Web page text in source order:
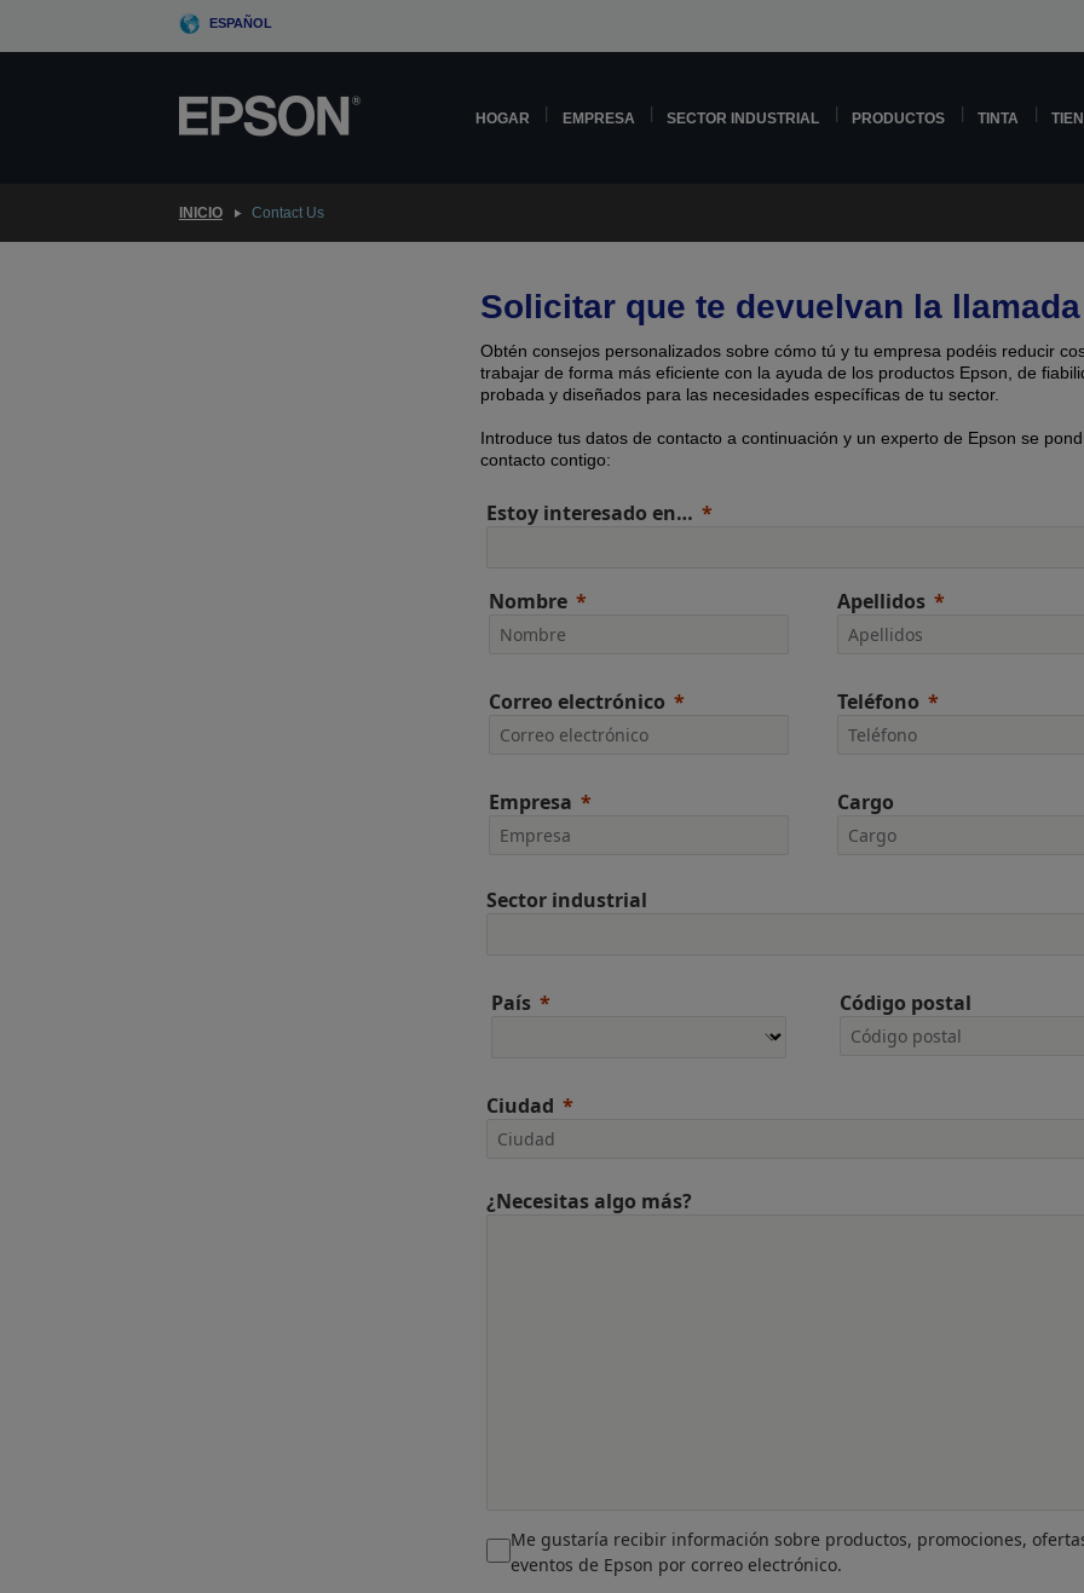
ESPAÑOL
HOGAR EMPRESA SECTOR INDUSTRIAL PRODUCTOS TINTA
INICIO Contact Us
Solicitar que te devuelvan la llamada
Obtén consejos personalizados sobre cómo tú y tu empresa podéis reducir
trabajar de forma más eficiente con la ayuda de los productos Epson, de
probada y diseñados para las necesidades específicas de tu sector.
Introduce tus datos de contacto a continuación y un experto de Epson se
contacto contigo:
Estoy interesado en…
Nombre Apellidos
Correo electrónico Teléfono
Empresa Cargo
Sector industrial
País Código postal
Ciudad
¿Necesitas algo más?
Me gustaría recibir información sobre productos, promociones,
eventos de Epson por correo electrónico.